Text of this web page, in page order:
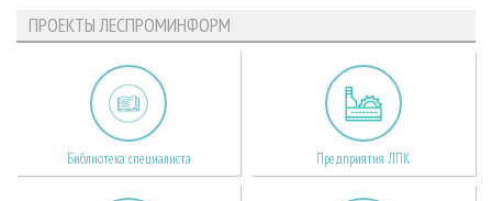
ПРОЕКТЫ ЛЕСПРОМИНФОРМ
Библиотека специалиста Предприятия ЛПК